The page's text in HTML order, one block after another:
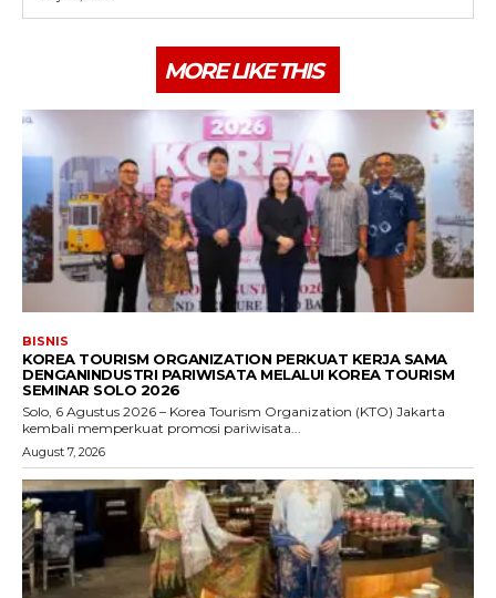
MORE LIKE THIS
BISNIS
KOREA TOURISM ORGANIZATION PERKUAT KERJA SAMA
DENGANINDUSTRI PARIWISATA MELALUI KOREA TOURISM
SEMINAR SOLO 2026
Solo, 6 Agustus 2026 – Korea Tourism Organization (KTO) Jakarta
kembali memperkuat promosi pariwisata...
August 7, 2026